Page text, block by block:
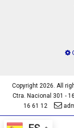
Copyright 2026. All
Ctra. Nacional 301 -
16 61 12